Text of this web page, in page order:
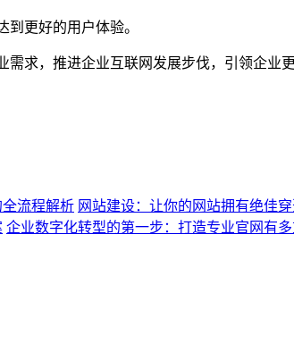
更好的用户体验。
求，推进企业互联网发展步伐，引领企业更
流程解析 网站建设：让你的网站拥有绝佳
企业数字化转型的第一步：打造专业官网有多